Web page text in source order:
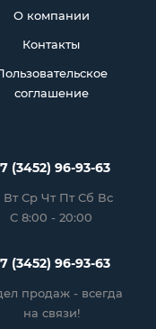
О компании
Контакты
соглашение
(3452) 96-93-63
Ср Чт Пт Сб Вс
С 8:00 - 20:00
(3452) 96-93-63
продаж - всегда
на связи!